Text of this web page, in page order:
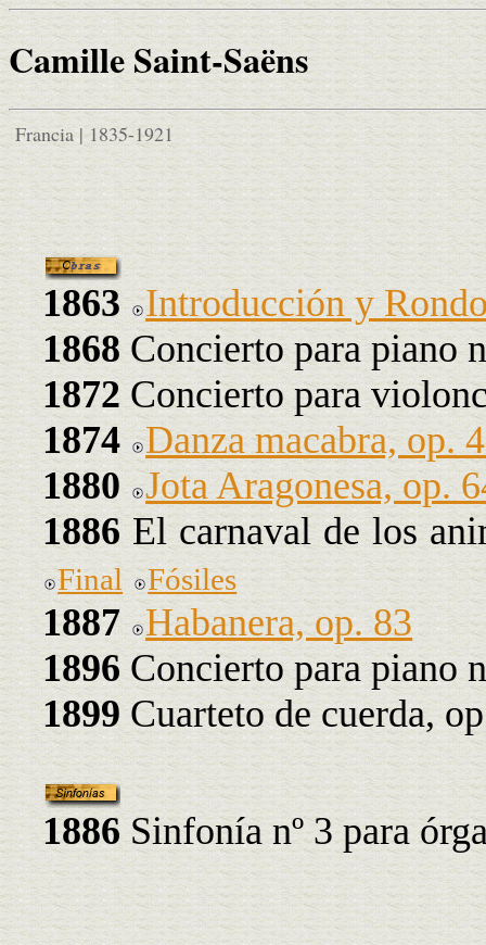
Camille Saint-Saëns
Francia | 1835-1921
1863
Introducción y
1868 Concierto para piano
1872 Concierto para
1874 Danza macabra, op.
1880
Jota Aragonesa, op.
1886 El carnaval de los
Final Fósiles
1887 Habanera, op. 83
1896 Concierto para piano
1899 Cuarteto de cuerda,
1886 Sinfonía nº 3 para